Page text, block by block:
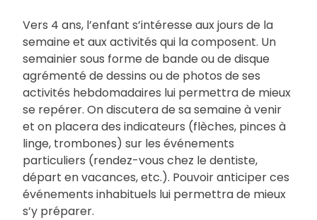
Vers 4 ans, l’enfant s’intéresse aux jours de la
semaine et aux activités qui la composent. Un
semainier sous forme de bande ou de disque
agrémenté de dessins ou de photos de ses
activités hebdomadaires lui permettra de mieux
se repérer. On discutera de sa semaine à venir
et on placera des indicateurs (flèches, pinces à
linge, trombones) sur les événements
particuliers (rendez-vous chez le dentiste,
départ en vacances, etc.). Pouvoir anticiper ces
événements inhabituels lui permettra de mieux
s’y préparer.